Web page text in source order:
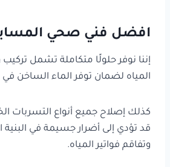
افضل فني صحي
إننا نوفر حلولًا متكاملة تشمل
المياه لضمان توفر الماء الساخن في
كذلك إصلاح جميع أنواع التسربات
قد تؤدي إلى أضرار جسيمة في البنية
وتفاقم فواتير المياه.